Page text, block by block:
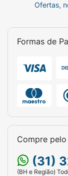
Ofertas,
Formas de
Compre pelo
(31)
(BH e Região)